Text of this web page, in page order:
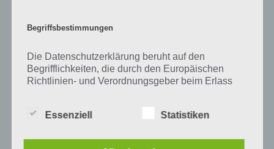
Begriffsbestimmungen
Die Datenschutzerklärung beruht auf den
Begrifflichkeiten, die durch den Europäischen
Richtlinien- und Verordnungsgeber beim Erlass
soll sowohl für die Öffentlichkeit als auch für
lesbar und verständlich sein. Um dies zu
Essenziell Statistiken